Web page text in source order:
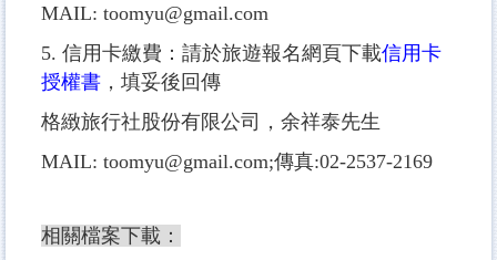
MAIL: toomyu@gmail.com
5. 信用卡繳費：請於旅遊報名網頁下載信用卡
授權書 ，填妥後回傳
格緻旅行社股份有限公司，余祥泰先生
MAIL: toomyu@gmail.com;傳真:02-2537-2169
相關檔案下載：